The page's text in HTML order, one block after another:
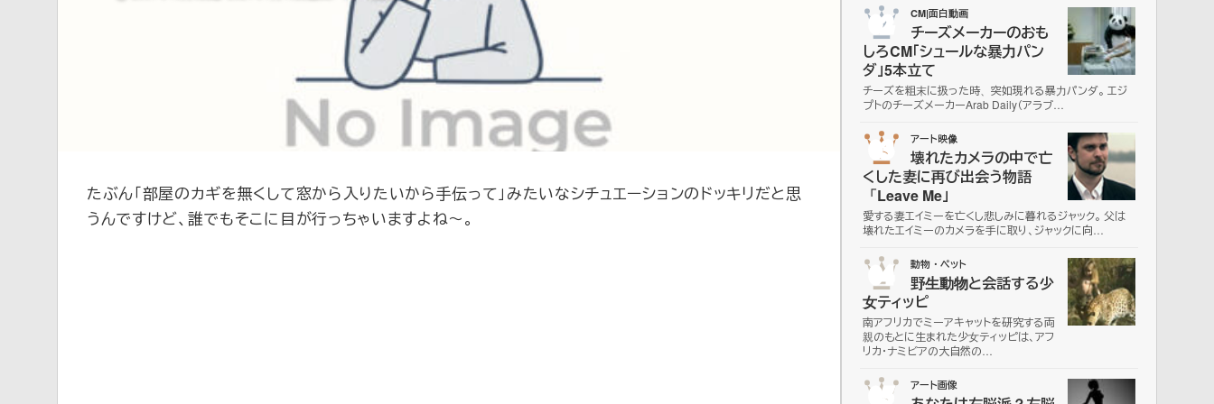
たぶん「部屋のカギを無くして窓から入りたいから手伝って」みたいなシチュエーションのドッキリだと思
うんですけど、誰でもそこに目が行っちゃいますよね～。
02 CM|面白動画
チーズメーカーのおも
しろCM「シュールな暴力パン
ダ」5本立て
チーズを粗末に扱った時、突如現れる暴力パンダ。 エジ
プトのチーズメーカーArab Daily（アラブ…
03 アート映像
壊れたカメラの中で亡
くした妻に再び出会う物語
「Leave Me」
愛する妻エイミーを亡くし悲しみに暮れるジャック。 父は
壊れたエイミーのカメラを手に取り、ジャックに向…
04 動物・ペット
野生動物と会話する少
女ティッピ
南アフリカでミーアキャットを研究する両
親のもとに生まれた少女ティッピは、アフ
リカ・ナミビアの大自然の…
05 アート画像